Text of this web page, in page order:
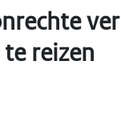
reizen